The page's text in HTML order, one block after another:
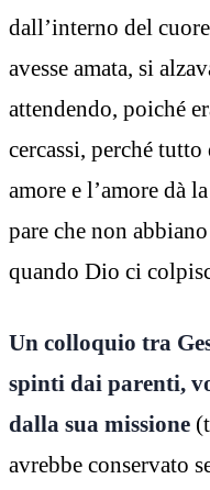
dall’interno del
avesse amata, si
attendendo, poiché
cercassi, perché
amore e l’amore dà
pare che non
quando Dio ci
Un colloquio tra
spinti dai parenti,
dalla sua missione
avrebbe conservato